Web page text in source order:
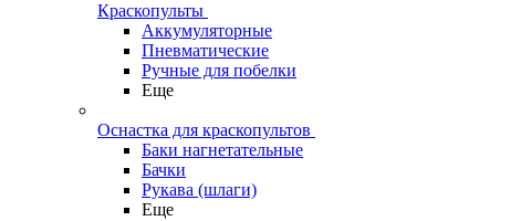
Краскопульты
Аккумуляторные
Пневматические
Ручные для побелки
Еще
Оснастка для краскопультов
Баки нагнетательные
Бачки
Рукава (шлаги)
Еще